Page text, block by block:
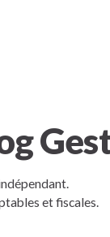
et fiscales.